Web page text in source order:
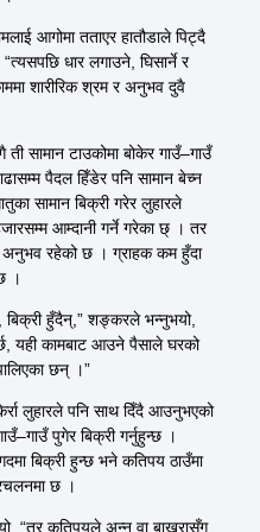
आगोमा तताएर हातौडाले पिट्दै
धार लगाउने, घिसार्ने र
शारीरिक श्रम र अनुभव दुवै
सामान टाउकोमा बोकेर गाउँ–गाउँ
पैदल हिँडेर पनि सामान बेच्न
सामान बिक्री गरेर लुहारले
आम्दानी गर्ने गरेका छ् । तर
अनुभव रहेको छ । ग्राहक कम हुँदा
।
बिक्री हुँदैन्,” शङ्करले भन्नुभयो,
यही कामबाट आउने पैसाले घरको
छन् ।”
लुहारले पनि साथ दिँदै आउनुभएको
पुगेर बिक्री गर्नुहुन्छ ।
बिक्री हुन्छ भने कतिपय ठाउँमा
छ ।
“तर कतिपयले अन्न वा बाख्रासँग